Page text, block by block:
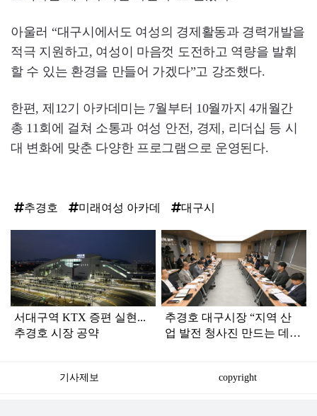
아울러 “대구시에서도 여성의 경제활동과 경력개발을
적극 지원하고, 여성이 마음껏 도전하고 역량을 발휘
할 수 있는 환경을 만들어 가겠다”고 강조했다.
한편, 제12기 아카데미는 7월부터 10월까지 4개월간
총 11회에 걸쳐 소통과 여성 안전, 경제, 리더십 등 시
대 변화에 맞춘 다양한 프로그램으로 운영된다.
추경호 미래여성 아카데 대구시
인
서대구역 KTX 증편 실현...
추경호 시장 공약
추경호 대구시장 “지역 산
업 발전 청사진 만드는 데
기사제보 copyright